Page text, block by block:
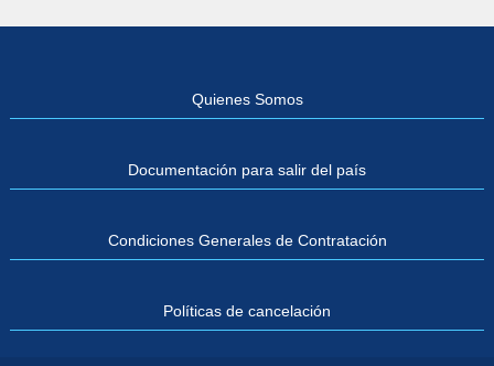
Quienes Somos
Documentación para salir del país
Condiciones Generales de Contratación
Políticas de cancelación